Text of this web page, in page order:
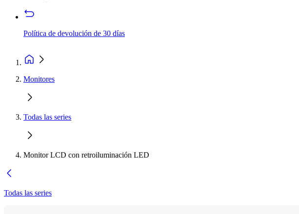
Política de devolución de 30 días
Monitores
Todas las series
Monitor LCD con retroiluminación LED
Todas las series